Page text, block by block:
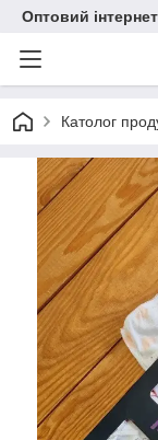
Оптовий
Католог